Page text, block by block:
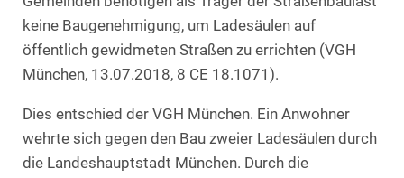
keine Baugenehmigung, um Ladesäulen auf
öffentlich gewidmeten Straßen zu errichten (VGH
München, 13.07.2018, 8 CE 18.1071).
Dies entschied der VGH München. Ein Anwohner
wehrte sich gegen den Bau zweier Ladesäulen durch
die Landeshauptstadt München. Durch die